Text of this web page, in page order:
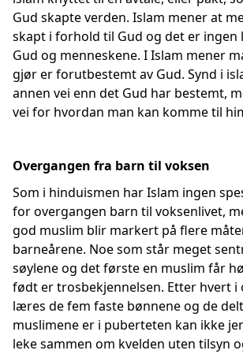
Gud skapte verden. Islam mener at
skapt i forhold til Gud og det er ingen
Gud og menneskene. I Islam mener
gjør er forutbestemt av Gud. Synd i
annen vei enn det Gud har bestemt,
vei for hvordan man kan komme til
Overgangen fra barn til voksen
Som i hinduismen har Islam ingen
for overgangen barn til voksenlivet,
god muslim blir markert på flere
barneårene. Noe som står meget
søylene og det første en muslim får
født er trosbekjennelsen. Etter hvert i
læres de fem faste bønnene og de
muslimene er i puberteten kan ikke
leke sammen om kvelden uten tilsyn